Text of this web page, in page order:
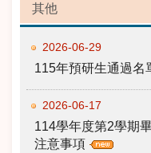
其他
2026-06-29
115年預研生通過名
2026-06-17
114學年度第2學期
注意事項